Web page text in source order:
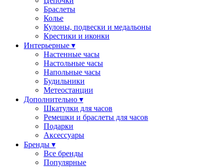
Браслеты
Колье
Кулоны, подвески и медальоны
Крестики и иконки
Интерьерные ▾
Настенные часы
Настольные часы
Напольные часы
Будильники
Метеостанции
Дополнительно ▾
Шкатулки для часов
Ремешки и браслеты для часов
Подарки
Аксессуары
Бренды ▾
Все бренды
Популярные